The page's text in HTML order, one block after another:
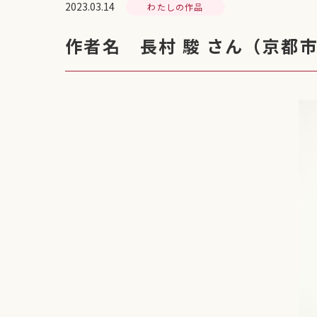
2023.03.14 わたしの作品
作者名 長村 駿 さん（京都